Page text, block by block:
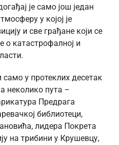
је само још један
у којој је
и све грађане који се
о катастрофалној и
само у протеклих десетак
неколико пута –
Предрага
библиотеци,
лидера Покрета
на трибини у Крушевцу,